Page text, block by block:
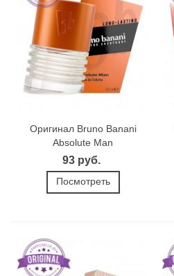
Оригинал Bruno Banani
Absolute Man
93 руб.
Посмотреть